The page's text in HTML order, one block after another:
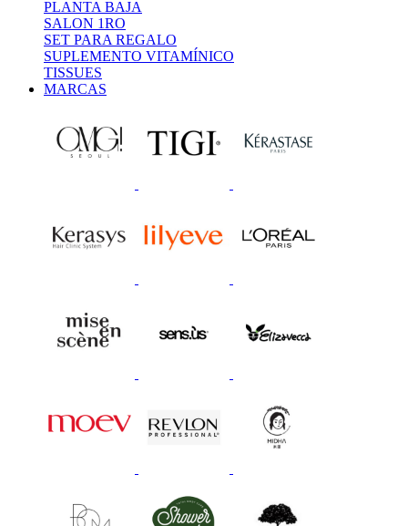
PLANTA BAJA
SALON 1RO
SET PARA REGALO
SUPLEMENTO VITAMÍNICO
TISSUES
MARCAS